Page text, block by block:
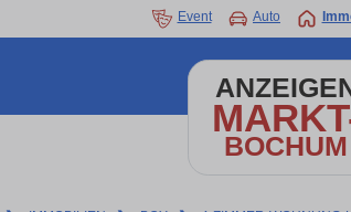
Event Auto
BOCHUM